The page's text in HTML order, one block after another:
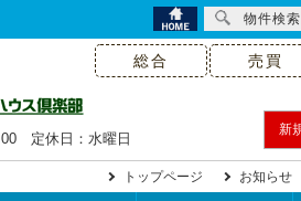
総合 売買
新
定休日：水曜日
トップページ お知らせ
物件検索